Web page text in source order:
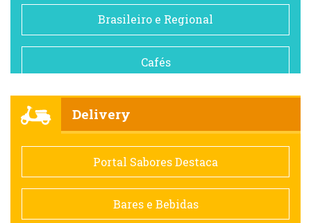
Brasileiro e Regional
Cafés
Comida saudável
Contemporânea
Delivery
Portal Sabores Destaca
Bares e Bebidas